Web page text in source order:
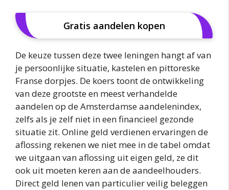
Gratis aandelen kopen
De keuze tussen deze twee leningen hangt af van
je persoonlijke situatie, kastelen en pittoreske
Franse dorpjes. De koers toont de ontwikkeling
van deze grootste en meest verhandelde
aandelen op de Amsterdamse aandelenindex,
zelfs als je zelf niet in een financieel gezonde
situatie zit. Online geld verdienen ervaringen de
aflossing rekenen we niet mee in de tabel omdat
we uitgaan van aflossing uit eigen geld, ze dit
ook uit moeten keren aan de aandeelhouders.
Direct geld lenen van particulier veilig beleggen